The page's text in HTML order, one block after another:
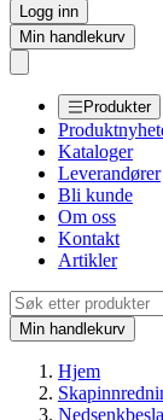
Logg inn
Min handlekurv
Produkter
Kataloger
Leverandører
Bli kunde
Om oss
Kontakt
Artikler
Min handlekurv
Hjem